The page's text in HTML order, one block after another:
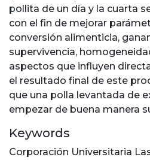
pollita de un día y la cuarta
con el fin de mejorar
conversión alimenticia,
supervivencia,
aspectos que influyen
el resultado final de este
que una polla levantada de
empezar de buena manera
Keywords
Corporación Universitaria